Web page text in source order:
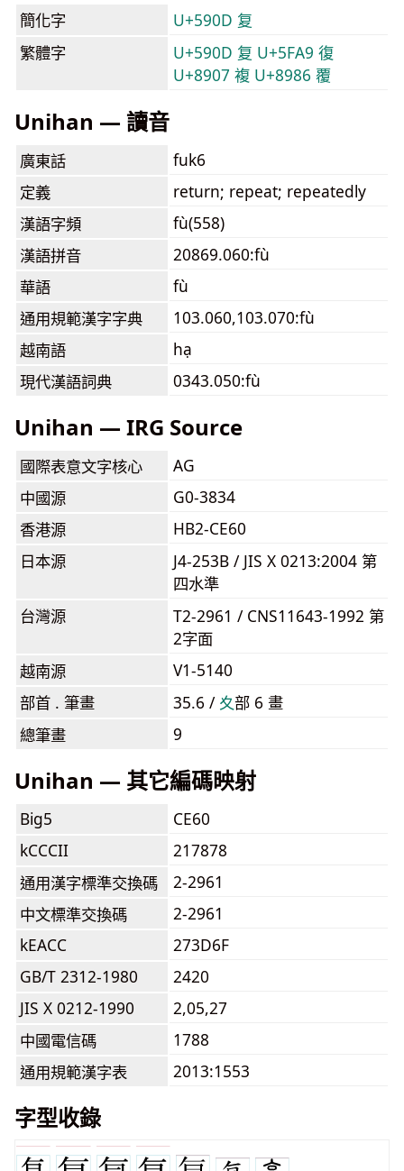
簡化字
U+590D 复
繁體字
U+590D 复 U+5FA9 復
U+8907 複 U+8986 覆
Unihan — 讀音
廣東話
fuk6
定義
return; repeat; repeatedly
漢語字頻
fù(558)
漢語拼音
20869.060:fù
華語
fù
通用規範漢字字典
103.060,103.070:fù
越南語
hạ
現代漢語詞典
0343.050:fù
Unihan — IRG Source
國際表意文字核心
AG
中國源
G0-3834
香港源
HB2-CE60
日本源
J4-253B / JIS X 0213:2004 第
四水準
台灣源
T2-2961 / CNS11643-1992 第
2字面
越南源
V1-5140
部首 . 筆畫
35.6 / ⼢部 6 畫
總筆畫
9
Unihan — 其它編碼映射
Big5
CE60
kCCCII
217878
通用漢字標準交換碼
2-2961
中文標準交換碼
2-2961
kEACC
273D6F
GB/T 2312-1980
2420
JIS X 0212-1990
2,05,27
中國電信碼
1788
通用規範漢字表
2013:1553
字型收錄